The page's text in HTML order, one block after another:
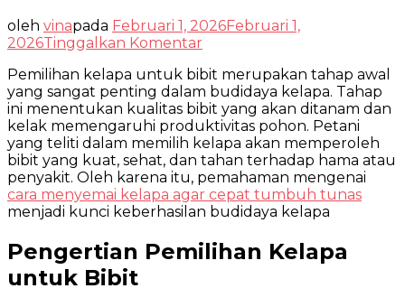
oleh vinapada Februari 1, 2026Februari 1,
2026Tinggalkan Komentar
Memilah
Kelapa
untuk
Bibit
untuk
Bibit
sehat
Pemilihan kelapa untuk bibit merupakan tahap awal
yang sangat penting dalam budidaya kelapa. Tahap
ini menentukan kualitas bibit yang akan ditanam dan
kelak memengaruhi produktivitas pohon. Petani
yang teliti dalam memilih kelapa akan memperoleh
bibit yang kuat, sehat, dan tahan terhadap hama atau
penyakit. Oleh karena itu, pemahaman mengenai
cara menyemai kelapa agar cepat tumbuh tunas
menjadi kunci keberhasilan budidaya kelapa
Pengertian Pemilihan Kelapa
untuk Bibit